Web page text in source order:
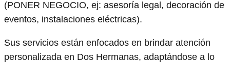
(PONER NEGOCIO, ej: asesoría legal, decoración de
eventos, instalaciones eléctricas).
Sus servicios están enfocados en brindar atención
personalizada en Dos Hermanas, adaptándose a lo